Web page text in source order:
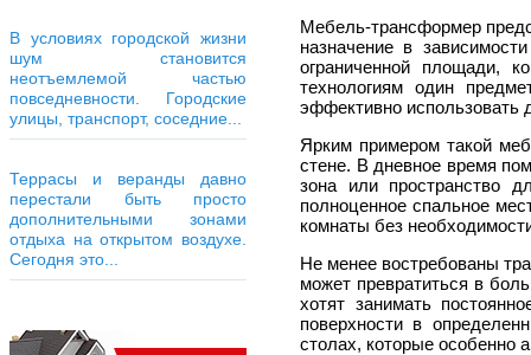
В условиях городской жизни
шум становится
неотъемлемой частью
повседневности. Городские
улицы, транспорт, соседние...
Террасы и веранды давно
перестали быть просто
дополнительными зонами
отдыха на открытом воздухе.
Сегодня это...
Мебель-трансформер
назначение в
ограниченной площади,
технологиям один
эффективно использовать
Ярким примером такой
стене. В дневное время
зона или пространство
полноценное спальное
комнаты без
Не менее востребованы
может превратиться в
хотят занимать
поверхности в
столах, которые особенно